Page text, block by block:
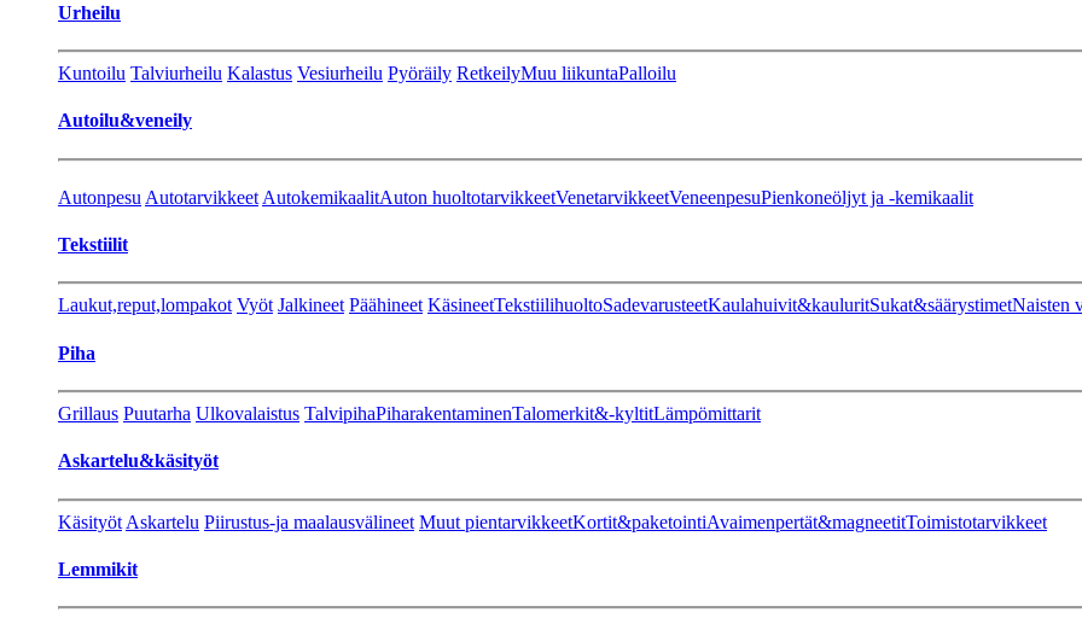
Urheilu
Kuntoilu Talviurheilu Kalastus Vesiurheilu Pyöräily RetkeilyMuu liikuntaPalloilu
Autoilu&veneily
Autonpesu Autotarvikkeet AutokemikaalitAuton huoltotarvikkeetVenetarvikkeetVeneenpesuPienkoneöljyt ja -kemikaalit
Tekstiilit
Laukut,reput,lompakot Vyöt Jalkineet Päähineet KäsineetTekstiilihuoltoSadevarusteetKaulahuivit&kauluritSukat&säärystimetNaisten
Piha
Grillaus Puutarha Ulkovalaistus TalvipihaPiharakentaminenTalomerkit&-kyltitLämpömittarit
Askartelu&käsityöt
Käsityöt Askartelu Piirustus-ja maalausvälineet Muut pientarvikkeetKortit&paketointiAvaimenpertät&magneetitToimistotarvikkeet
Lemmikit